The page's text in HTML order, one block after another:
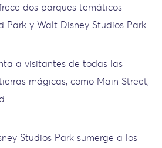
dos parques temáticos
Park y Walt Disney Studios Park.
a visitantes de todas las
mágicas, como Main Street,
Studios Park sumerge a los